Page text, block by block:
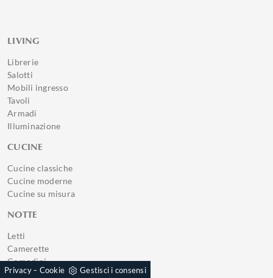
LIVING
Librerie
Salotti
Mobili ingresso
Tavoli
Armadi
Illuminazione
CUCINE
Cucine classiche
Cucine moderne
Cucine su misura
NOTTE
Letti
Camerette
Comodini
Materassi
Privacy- Cookie Gestisci i consensi